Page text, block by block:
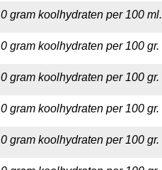
0 gram koolhydraten per 100 ml.
0 gram koolhydraten per 100 gr.
0 gram koolhydraten per 100 gr.
0 gram koolhydraten per 100 gr.
0 gram koolhydraten per 100 gr.